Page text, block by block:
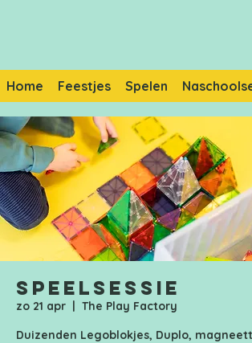
Home Feestjes Spelen
Speelsessie
zo 21 apr
  |
The Play Factory
Duizenden Legoblokjes, Duplo,